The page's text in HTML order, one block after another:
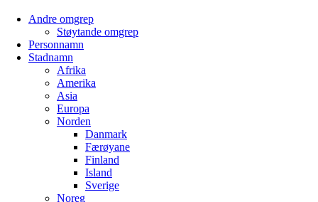
Andre omgrep
Støytande omgrep
Personnamn
Stadnamn
Afrika
Amerika
Asia
Europa
Norden
Danmark
Færøyane
Finland
Island
Sverige
Noreg